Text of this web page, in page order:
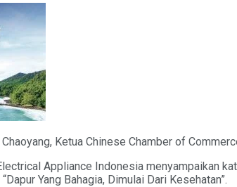
Ketua Chinese Chamber of
Appliance Indonesia menyampaikan
Yang Bahagia, Dimulai Dari Kesehatan”.